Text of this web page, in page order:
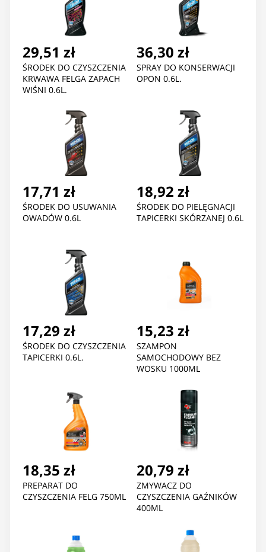
29,51 zł
ŚRODEK DO CZYSZCZENIA
KRWAWA FELGA ZAPACH
WIŚNI 0.6L.
36,30 zł
SPRAY DO KONSERWACJI
OPON 0.6L.
17,71 zł
ŚRODEK DO USUWANIA
OWADÓW 0.6L
18,92 zł
ŚRODEK DO PIELĘGNACJI
TAPICERKI SKÓRZANEJ 0.6L
17,29 zł
ŚRODEK DO CZYSZCZENIA
TAPICERKI 0.6L.
15,23 zł
SZAMPON
SAMOCHODOWY BEZ
WOSKU 1000ML
18,35 zł
PREPARAT DO
CZYSZCZENIA FELG 750ML
20,79 zł
ZMYWACZ DO
CZYSZCZENIA GAŹNIKÓW
400ML